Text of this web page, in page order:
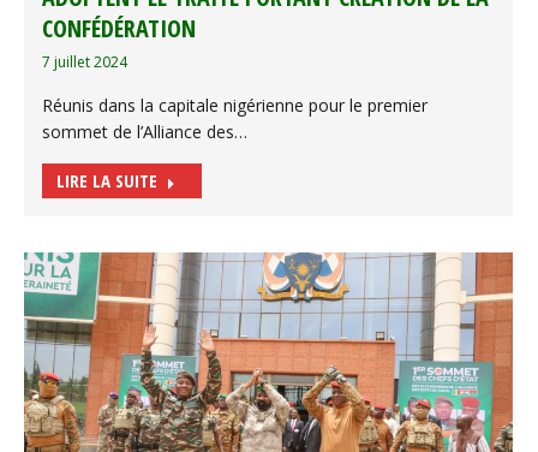
CONFÉDÉRATION
7 juillet 2024
Réunis dans la capitale nigérienne pour le premier
sommet de l’Alliance des…
LIRE LA SUITE